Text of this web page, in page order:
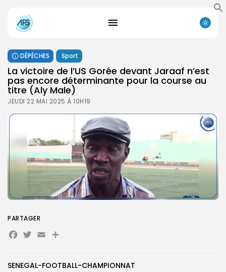
DÉPÊCHES Sport
La victoire de l’US Gorée devant Jaraaf n’est
pas encore déterminante pour la course au
titre (Aly Male)
JEUDI 22 MAI 2025 À 10H19
SENEGAL-FOOTBALL-CHAMPIONNAT
PARTAGER
Facebook
Twitter
EmailPartager